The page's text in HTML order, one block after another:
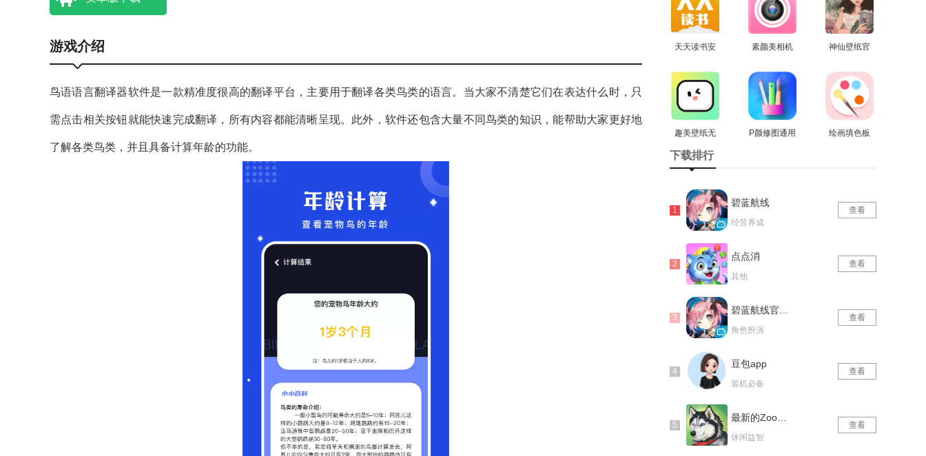
游戏介绍
鸟语语言翻译器软件是一款精准度很高的翻译平台，主要用于翻译各类鸟类的语言。当大家不清楚它们在表达什么时，只
需点击相关按钮就能快速完成翻译，所有内容都能清晰呈现。此外，软件还包含大量不同鸟类的知识，能帮助大家更好地
了解各类鸟类，并且具备计算年龄的功能。
天天读书安
素颜美相机
神仙壁纸官
趣美壁纸无
广告版
查看
P颜修图通用
绘画填色板
下载排行
碧蓝航线
经营养成
查看
点点消
其他
查看
角色扮演
查看
豆包app
装机必备
查看
休闲益智
查看